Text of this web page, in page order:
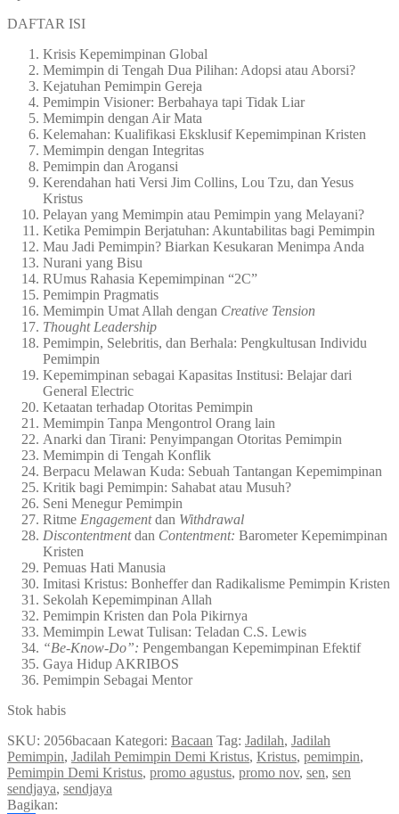
DAFTAR ISI
Krisis Kepemimpinan Global
Memimpin di Tengah Dua Pilihan: Adopsi atau Aborsi?
Kejatuhan Pemimpin Gereja
Pemimpin Visioner: Berbahaya tapi Tidak Liar
Memimpin dengan Air Mata
Kelemahan: Kualifikasi Eksklusif Kepemimpinan Kristen
Memimpin dengan Integritas
Pemimpin dan Arogansi
Kerendahan hati Versi Jim Collins, Lou Tzu, dan Yesus
Kristus
Pelayan yang Memimpin atau Pemimpin yang Melayani?
Ketika Pemimpin Berjatuhan: Akuntabilitas bagi Pemimpin
Mau Jadi Pemimpin? Biarkan Kesukaran Menimpa Anda
Nurani yang Bisu
RUmus Rahasia Kepemimpinan “2C”
Pemimpin Pragmatis
Memimpin Umat Allah dengan Creative Tension
Thought Leadership
Pemimpin, Selebritis, dan Berhala: Pengkultusan Individu
Pemimpin
Kepemimpinan sebagai Kapasitas Institusi: Belajar dari
General Electric
Ketaatan terhadap Otoritas Pemimpin
Memimpin Tanpa Mengontrol Orang lain
Anarki dan Tirani: Penyimpangan Otoritas Pemimpin
Memimpin di Tengah Konflik
Berpacu Melawan Kuda: Sebuah Tantangan Kepemimpinan
Kritik bagi Pemimpin: Sahabat atau Musuh?
Seni Menegur Pemimpin
Ritme Engagementdan Withdrawal
Discontentmentdan Contentment: Barometer Kepemimpinan
Kristen
Pemuas Hati Manusia
Imitasi Kristus: Bonheffer dan Radikalisme Pemimpin Kristen
Sekolah Kepemimpinan Allah
Pemimpin Kristen dan Pola Pikirnya
Memimpin Lewat Tulisan: Teladan C.S. Lewis
“Be-Know-Do”: Pengembangan Kepemimpinan Efektif
Gaya Hidup AKRIBOS
Pemimpin Sebagai Mentor
Stok habis
SKU: 2056bacaan Kategori: Bacaan Tag: Jadilah, Jadilah
Pemimpin, Jadilah Pemimpin Demi Kristus, Kristus, pemimpin,
Pemimpin Demi Kristus, promo agustus, promo nov, sen, sen
sendjaya, sendjaya
Bagikan: